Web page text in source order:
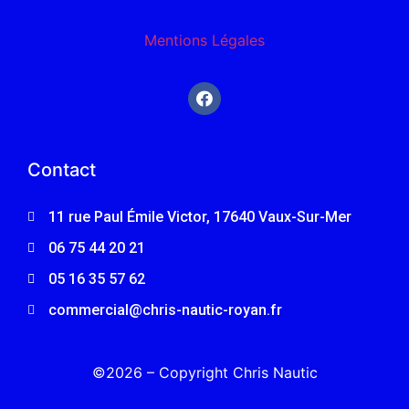
Mentions Légales
Contact
11 rue Paul Émile Victor, 17640 Vaux-Sur-Mer
06 75 44 20 21
05 16 35 57 62
commercial@chris-nautic-royan.fr
©2026 – Copyright Chris Nautic